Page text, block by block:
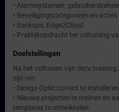
• Alarmsystemen,
• Beveiligingscategorieën en
• Backups, Edge2Cloud
• Praktijkopdracht ter voltooiing
Doelstellingen
Na het voltooien van deze training
zijn om:
• Desigo Optic correct te
• Nieuwe projecten te creëren en
templates te ontwikkelen.